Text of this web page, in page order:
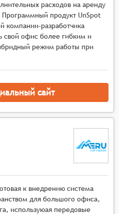
оплаты, включая
способов оплаты
мобильные платежи,
реального времени
барьерами и
данных о занятости
расходов на аренду
продукт UnSpot
компании-разработчика
свой офис более гибким и
режим работы при
сайт
к внедрению система
для большого офиса,
используюая передовые